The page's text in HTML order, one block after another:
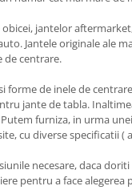
jantelor
Jantele originale ale
de centrare.
forme de inele de
jante de tabla.
furniza, in urma
cu diverse specificatii (
necesare, daca
pentru a face